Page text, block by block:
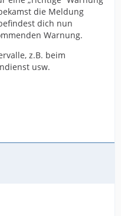
die Meldung
dich nun
Warnung.
z.B. beim
usw.